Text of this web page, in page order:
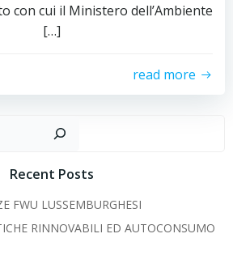
con cui il Ministero dell’Ambiente
[…]
read more
Recent Posts
FWU LUSSEMBURGHESI
RINNOVABILI ED AUTOCONSUMO